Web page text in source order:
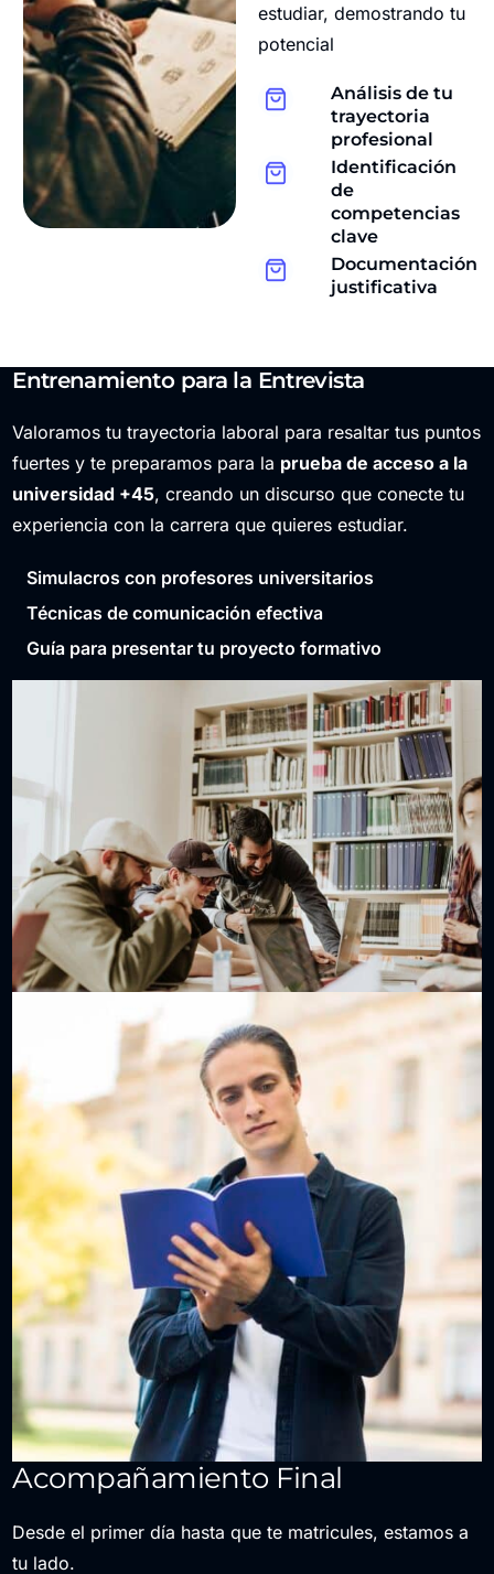
estudiar, demostrando tu
potencial
Análisis de tu
trayectoria
profesional
Identificación
de
competencias
clave
Documentación
justificativa
Entrenamiento para la Entrevista
Valoramos tu trayectoria laboral para resaltar tus puntos
fuertes y te preparamos para la prueba de acceso a la
universidad +45, creando un discurso que conecte tu
experiencia con la carrera que quieres estudiar.
Simulacros con profesores universitarios
Técnicas de comunicación efectiva
Guía para presentar tu proyecto formativo
Acompañamiento Final
Desde el primer día hasta que te matricules, estamos a
tu lado.